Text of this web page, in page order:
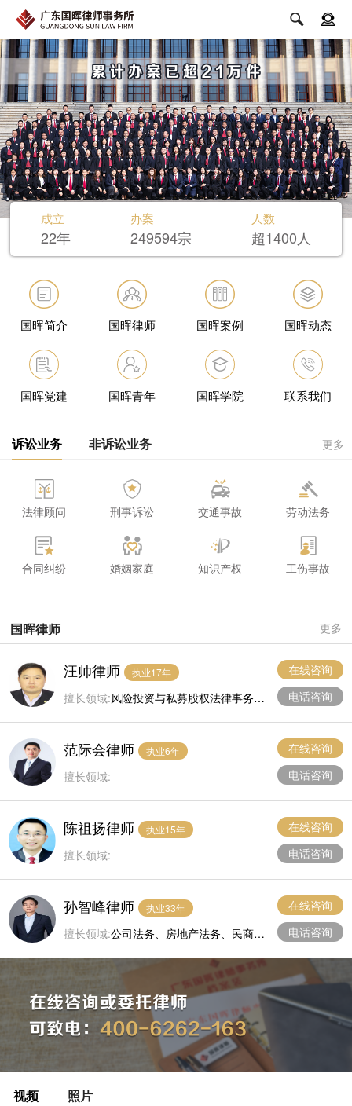
 
成立
22年
办案
249594宗
人数
超1400人
国晖简介 国晖律师 国晖案例 国晖动态
国晖党建 国晖青年 国晖学院 联系我们
更多
诉讼业务 非诉讼业务
法律顾问 刑事诉讼 交通事故 劳动法务
合同纠纷 婚姻家庭 知识产权 工伤事故
国晖律师 更多
汪帅律师 执业17年
擅长领域:风险投资与私募股权法律事务，
专利法律服务，商业秘密法律服务
在线咨询
电话咨询
范际会律师 执业6年
擅长领域:
在线咨询
电话咨询
陈祖扬律师 执业15年
擅长领域:
在线咨询
电话咨询
孙智峰律师 执业33年
擅长领域:公司法务、房地产法务、民商事
在线咨询
电话咨询
视频 照片